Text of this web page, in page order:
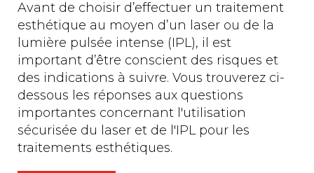
Avant de choisir d’effectuer un traitement
esthétique au moyen d’un laser ou de la
lumière pulsée intense (IPL), il est
important d’être conscient des risques et
des indications à suivre. Vous trouverez ci-
dessous les réponses aux questions
importantes concernant l'utilisation
sécurisée du laser et de l'IPL pour les
traitements esthétiques.